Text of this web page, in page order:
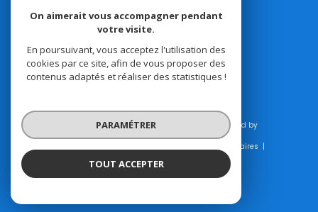
© 2026 | Tous droits réservés | Traduction powered by
Google |
Honoraires
Cookies
On aimerait vous accompagner pendant
votre visite.
En poursuivant, vous acceptez l'utilisation des
cookies par ce site, afin de vous proposer des
contenus adaptés et réaliser des statistiques !
PARAMÉTRER
TOUT ACCEPTER